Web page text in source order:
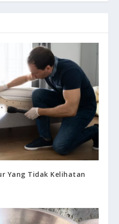
Yang Tidak Kelihatan